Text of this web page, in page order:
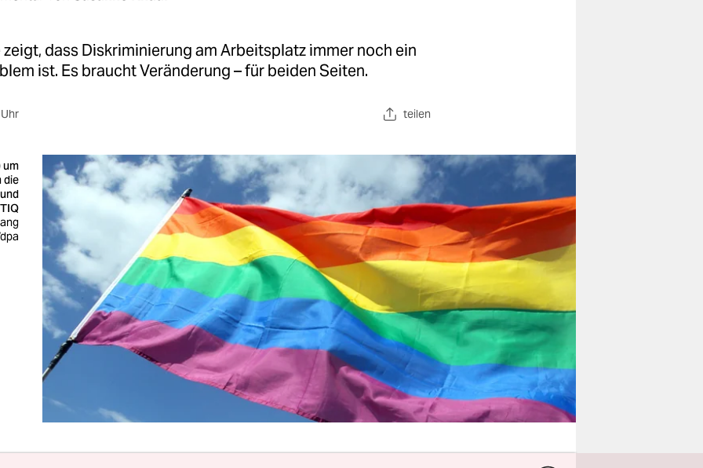
zeigt, dass Diskriminierung am Arbeitsplatz immer noch ein
ist. Es braucht Veränderung – für beiden Seiten.
teilen
um
die